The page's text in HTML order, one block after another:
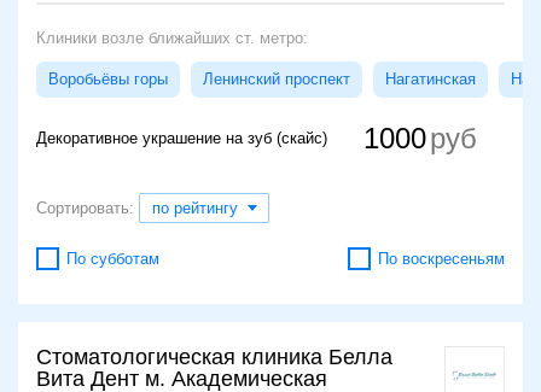
Клиники возле ближайших ст. метро:
Воробьёвы горы Ленинский проспект Нагатинская
Декоративное украшение на зуб (скайс) 1000
Сортировать: по рейтингу
По субботам По воскресеньям
Стоматологическая клиника Белла
Вита Дент м. Академическая